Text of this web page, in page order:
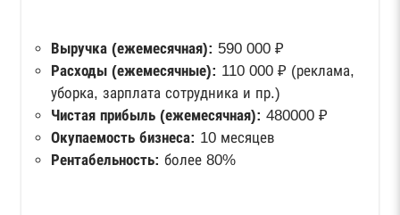
Выручка (ежемесячная): 590 000 ₽
Расходы (ежемесячные): 110 000 ₽ (реклама,
уборка, зарплата сотрудника и пр.)
Чистая прибыль (ежемесячная): 480000 ₽
Окупаемость бизнеса: 10 месяцев
Рентабельность: более 80%